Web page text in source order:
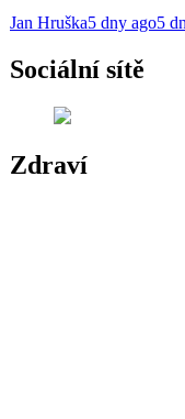
Jan Hruška5 dny ago5
Sociální sítě
Zdraví